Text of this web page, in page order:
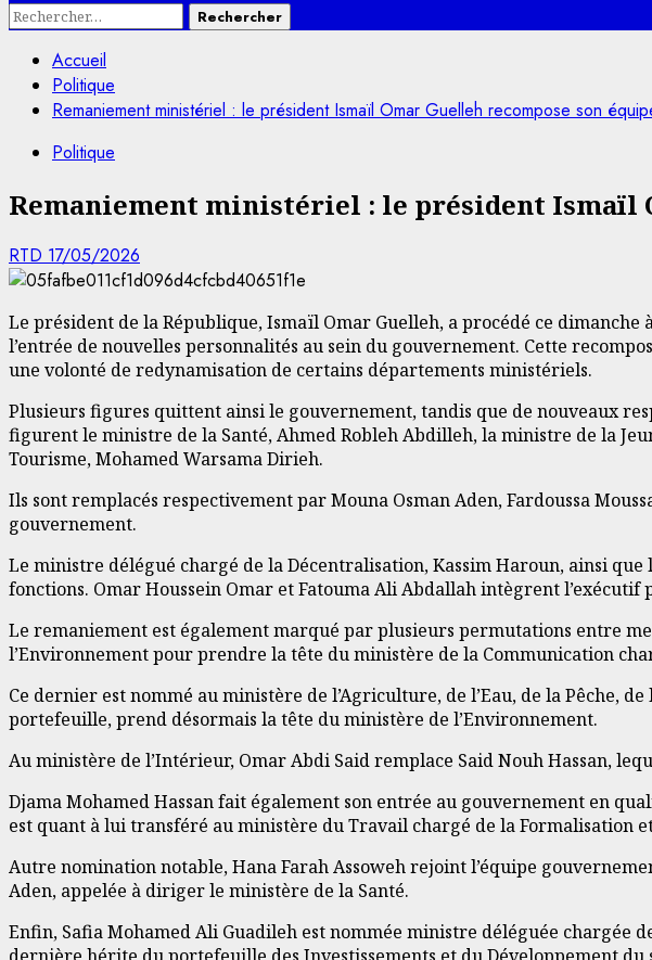
Rechercher :
Accueil
Politique
Remaniement ministériel : le président Ismaïl Omar Guelleh recompose son
Politique
Remaniement ministériel : le président Ismaïl
RTD 17/05/2026
Le président de la République, Ismaïl Omar Guelleh, a procédé ce
l’entrée de nouvelles personnalités au sein du gouvernement. Cette
une volonté de redynamisation de certains départements ministériels.
Plusieurs figures quittent ainsi le gouvernement, tandis que de nouveaux
figurent le ministre de la Santé, Ahmed Robleh Abdilleh, la ministre de la
Tourisme, Mohamed Warsama Dirieh.
Ils sont remplacés respectivement par Mouna Osman Aden, Fardoussa
gouvernement.
Le ministre délégué chargé de la Décentralisation, Kassim Haroun, ainsi
fonctions. Omar Houssein Omar et Fatouma Ali Abdallah intègrent l’exécutif
Le remaniement est également marqué par plusieurs permutations entre
l’Environnement pour prendre la tête du ministère de la Communication
Ce dernier est nommé au ministère de l’Agriculture, de l’Eau, de la Pêche,
portefeuille, prend désormais la tête du ministère de l’Environnement.
Au ministère de l’Intérieur, Omar Abdi Said remplace Said Nouh Hassan,
Djama Mohamed Hassan fait également son entrée au gouvernement en
est quant à lui transféré au ministère du Travail chargé de la Formalisation
Autre nomination notable, Hana Farah Assoweh rejoint l’équipe
Aden, appelée à diriger le ministère de la Santé.
Enfin, Safia Mohamed Ali Guadileh est nommée ministre déléguée chargée